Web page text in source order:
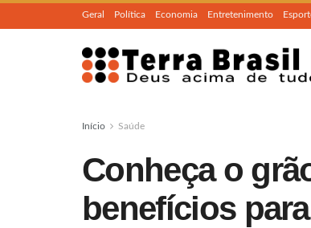
Geral Política Economia Entretenimento
Início Saúde
Conheça o
benefícios